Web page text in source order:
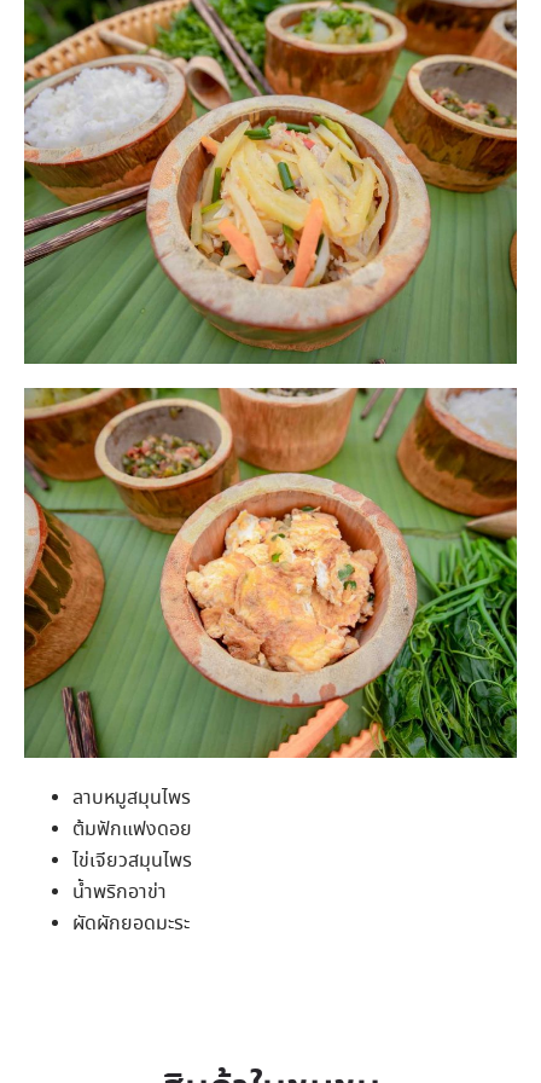
ลาบหมูสมุนไพร
ต้มฟักแฟงดอย
ไข่เจียวสมุนไพร
น้ำพริกอาข่า
ผัดผักยอดมะระ